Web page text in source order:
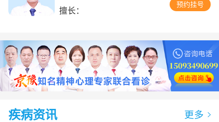
擅长：
预约挂号
疾病资讯 更多